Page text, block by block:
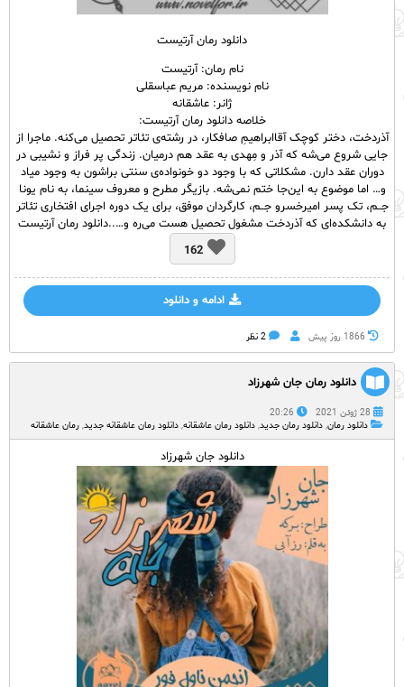
دانلود رمان آرتیست
نام رمان: آرتیست
نام نویسنده: مریم عباسقلی
ژانر: عاشقانه
خلاصه دانلود رمان آرتیست:
آذردخت، دختر کوچک آقاابراهیمِ صافکار، در رشته‌ی تئاتر تحصیل می‌کنه. ماجرا از
جایی شروع می‌شه که آذر و مِهدی به عقد هم درمیان. زندگی پر فراز و نشیبی در
دوران عقد دارن. مشکلاتی که با وجود دو خونواده‌ی سنتی براشون به وجود میاد
و… اما موضوع به این‌جا ختم نمی‌شه. بازیگر مطرح و معروف سینما، به نام یونا
جــم، تک پسر امیرخسرو جــم، کارگردان موفق، برای یک‌ دوره اجرای افتخاری تئاتر
به دانشکده‌‌ای که آذردخت مشغول تحصیل هست می‌ره و…..دانلود رمان آرتیست
162
ادامه و دانلود
1866 روز پيش 2 نظر
دانلود رمان جان شهرزاد
28 ژوئن 2021
20:26
دانلود رمان, دانلود رمان جدید, دانلود رمان عاشقانه, دانلود رمان عاشقانه جدید, رمان عاشقانه
دانلود جان شهرزاد